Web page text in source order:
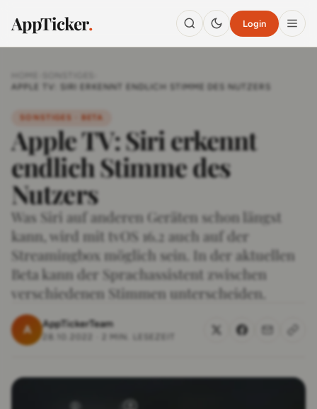
AppTicker. Login
APPLE TV: SIRI ERKENNT ENDLICH STIMME DES NUTZERS
SONSTIGES · BETA
Apple TV: Siri erkennt
endlich Stimme des
Nutzers
Was Siri auf anderen Geräten schon längst
kann, wird mit tvOS 16.2 auch auf der
Streamingbox möglich sein. In der aktuellen
Beta kann der Sprachassistent zwischen
verschiedenen Stimmen unterscheiden.
A AppTickerTeam
28.10.2022